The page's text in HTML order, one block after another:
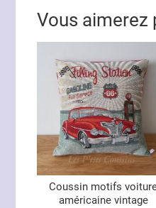
Vous aimerez
Coussin motifs
américaine vintage